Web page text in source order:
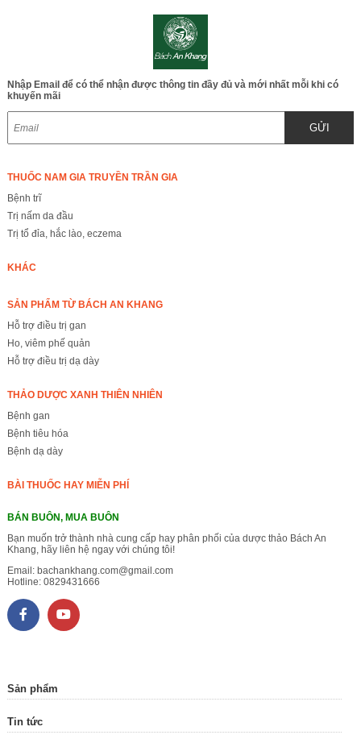
Nhập Email để có thể nhận được thông tin đầy đủ và mới nhất mỗi khi có
khuyến mãi
GỬI
THUỐC NAM GIA TRUYỀN TRẦN GIA
Bệnh trĩ
Trị nấm da đầu
Trị tổ đỉa, hắc lào, eczema
KHÁC
SẢN PHẨM TỪ BÁCH AN KHANG
Hỗ trợ điều trị gan
Ho, viêm phế quản
Hỗ trợ điều trị dạ dày
THẢO DƯỢC XANH THIÊN NHIÊN
Bệnh gan
Bệnh tiêu hóa
Bệnh dạ dày
BÀI THUỐC HAY MIỄN PHÍ
BÁN BUÔN, MUA BUÔN
Bạn muốn trở thành nhà cung cấp hay phân phối của dược thảo Bách An
Khang, hãy liên hệ ngay với chúng tôi!
Email: bachankhang.com@gmail.com
Hotline: 0829431666
Sản phẩm
Tin tức